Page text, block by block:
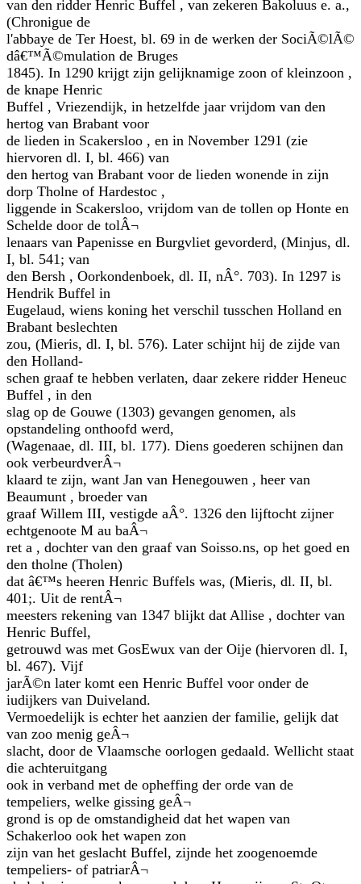
van den ridder Henric Buffel , van zekeren Bakoluus e. a.,
(Chronigue de
l'abbaye de Ter Hoest, bl. 69 in de werken der SociÃ©lÃ©
dâ€™Ã©mulation de Bruges
1845). In 1290 krijgt zijn gelijknamige zoon of kleinzoon ,
de knape Henric
Buffel , Vriezendijk, in hetzelfde jaar vrijdom van den
hertog van Brabant voor
de lieden in Scakersloo , en in November 1291 (zie
hiervoren dl. I, bl. 466) van
den hertog van Brabant voor de lieden wonende in zijn
dorp Tholne of Hardestoc ,
liggende in Scakersloo, vrijdom van de tollen op Honte en
Schelde door de tolÂ¬
lenaars van Papenisse en Burgvliet gevorderd, (Minjus, dl.
I, bl. 541; van
den Bersh , Oorkondenboek, dl. II, nÂ°. 703). In 1297 is
Hendrik Buffel in
Eugelaud, wiens koning het verschil tusschen Holland en
Brabant beslechten
zou, (Mieris, dl. I, bl. 576). Later schijnt hij de zijde van
den Holland-
schen graaf te hebben verlaten, daar zekere ridder Heneuc
Buffel , in den
slag op de Gouwe (1303) gevangen genomen, als
opstandeling onthoofd werd,
(Wagenaae, dl. III, bl. 177). Diens goederen schijnen dan
ook verbeurdverÂ¬
klaard te zijn, want Jan van Henegouwen , heer van
Beaumunt , broeder van
graaf Willem III, vestigde aÂ°. 1326 den lijftocht zijner
echtgenoote M au baÂ¬
ret a , dochter van den graaf van Soisso.ns, op het goed en
den tholne (Tholen)
dat â€™s heeren Henric Buffels was, (Mieris, dl. II, bl.
401;. Uit de rentÂ¬
meesters rekening van 1347 blijkt dat Allise , dochter van
Henric Buffel,
getrouwd was met GosEwux van der Oije (hiervoren dl. I,
bl. 467). Vijf
jarÃ©n later komt een Henric Buffel voor onder de
iudijkers van Duiveland.
Vermoedelijk is echter het aanzien der familie, gelijk dat
van zoo menig geÂ¬
slacht, door de Vlaamsche oorlogen gedaald. Wellicht staat
die achteruitgang
ook in verband met de opheffing der orde van de
tempeliers, welke gissing geÂ¬
grond is op de omstandigheid dat het wapen van
Schakerloo ook het wapen zon
zijn van het geslacht Buffel, zijnde het zoogenoemde
tempeliers- of patriarÂ¬